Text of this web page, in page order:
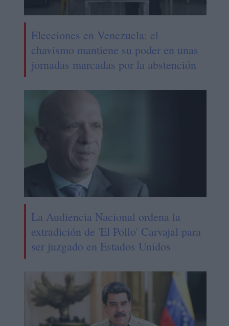
Elecciones en Venezuela: el
chavismo mantiene su poder en unas
jornadas marcadas por la abstención
La Audiencia Nacional ordena la
extradición de 'El Pollo' Carvajal para
ser juzgado en Estados Unidos